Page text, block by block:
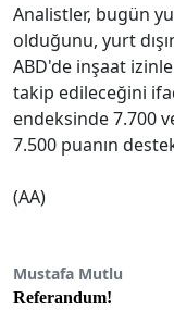
Analistler, bugün
olduğunu, yurt
ABD'de inşaat
takip edileceğini
endeksinde 7.700
7.500 puanın
(AA)
Mustafa Mutlu
Referandum!